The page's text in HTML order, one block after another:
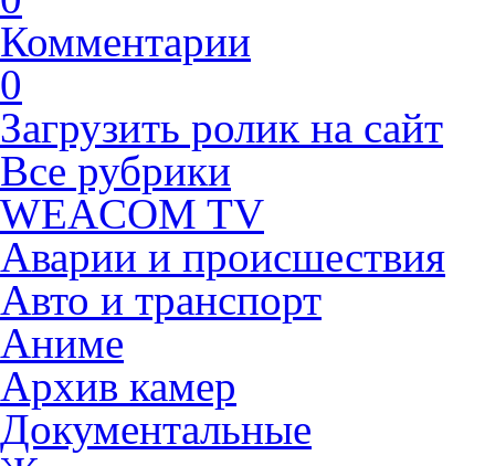
Комментарии
0
Загрузить ролик на сайт
Все рубрики
WEACOM TV
Аварии и происшествия
Авто и транспорт
Аниме
Архив камер
Документальные